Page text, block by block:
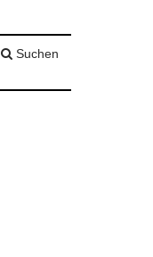
Suchen